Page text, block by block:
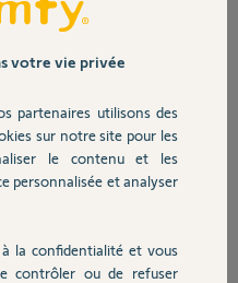
Connexoon Windows, j´ai
les droits d´accès à cette
de discussion
votre vie privée
partenaires utilisons des
sur notre site pour les
le contenu et les
personnalisée et analyser
la confidentialité et vous
contrôler ou de refuser